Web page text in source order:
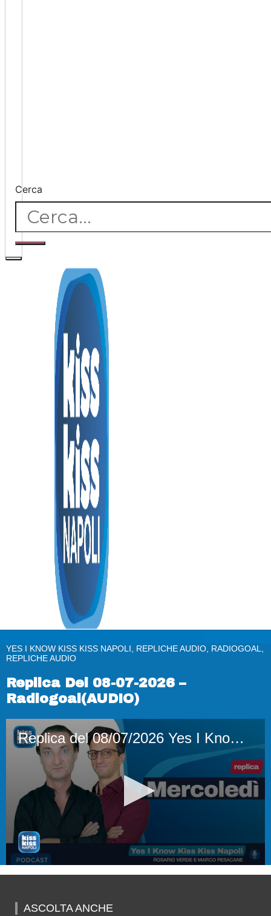
Cerca
YES I KNOW KISS KISS NAPOLI, REPLICHE AUDIO, RADIOGOAL,
REPLICHE AUDIO
Replica Del 08-07-2026 –
Radiogoal(AUDIO)
Replica del 08/07/2026 Yes I Know Kiss Kiss Napoli (AUDIO)
hours,ASCOLTA ANCHE